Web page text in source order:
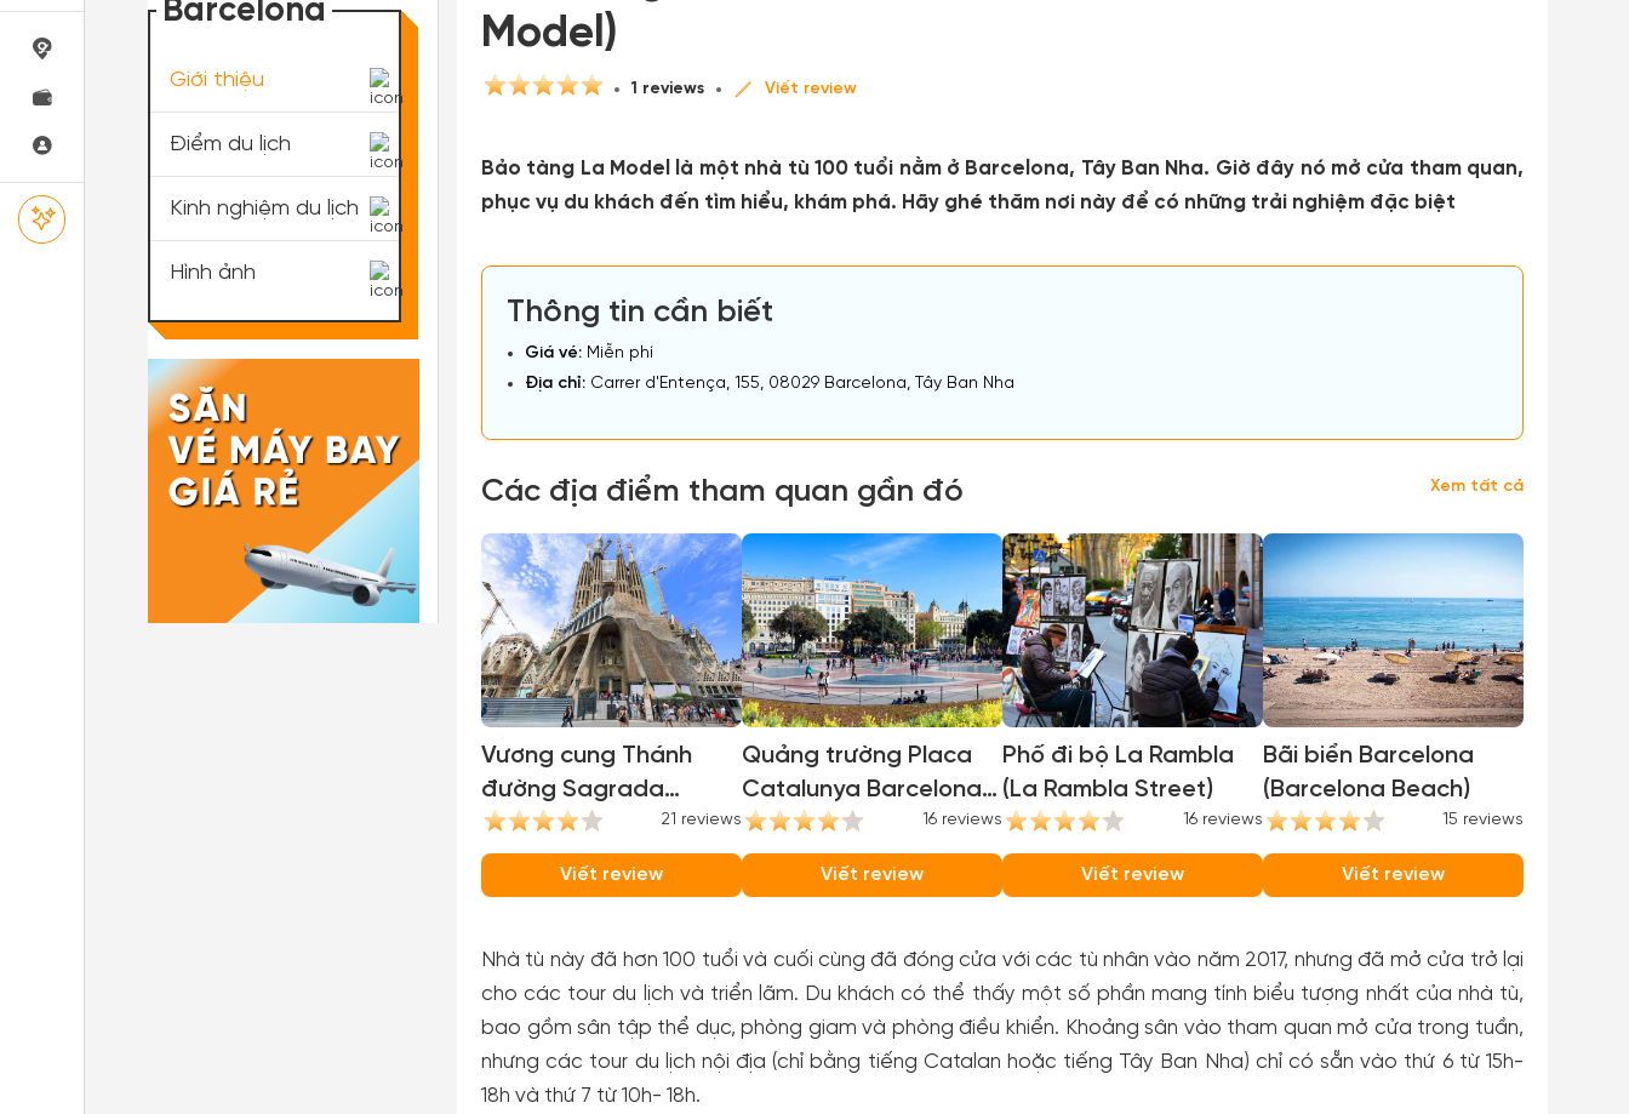
Model)
1 reviews Viết review
Bảo tàng La Model là một nhà tù 100 tuổi nằm ở Barcelona, Tây Ban Nha. Giờ đây nó mở cửa tham quan,
phục vụ du khách đến tìm hiểu, khám phá. Hãy ghé thăm nơi này để có những trải nghiệm đặc biệt
Thông tin cần biết
Giá vé: Miễn phí
Địa chỉ: Carrer d'Entença, 155, 08029 Barcelona, Tây Ban Nha
Các địa điểm tham quan gần đó Xem tất cả
Vương cung Thánh
đường Sagrada
Família (Sagrada
Familia Basilica)
21 reviews
Viết review
Quảng trường Placa
Catalunya Barcelona
(Catalunya Square
Barcelona)
16 reviews
Viết review
Phố đi bộ La Rambla
(La Rambla Street)
16 reviews
Viết review
Bãi biển Barcelona
(Barcelona Beach)
15 reviews
Viết review
Nhà tù này đã hơn 100 tuổi và cuối cùng đã đóng cửa với các tù nhân vào năm 2017, nhưng đã mở cửa trở lại
cho các tour du lịch và triển lãm. Du khách có thể thấy một số phần mang tính biểu tượng nhất của nhà tù,
bao gồm sân tập thể dục, phòng giam và phòng điều khiển. Khoảng sân vào tham quan mở cửa trong tuần,
nhưng các tour du lịch nội địa (chỉ bằng tiếng Catalan hoặc tiếng Tây Ban Nha) chỉ có sẵn vào thứ 6 từ 15h-
18h và thứ 7 từ 10h- 18h.
Barcelona
Giới thiệu
Điểm du lịch
Kinh nghiệm du lịch
Hình ảnh